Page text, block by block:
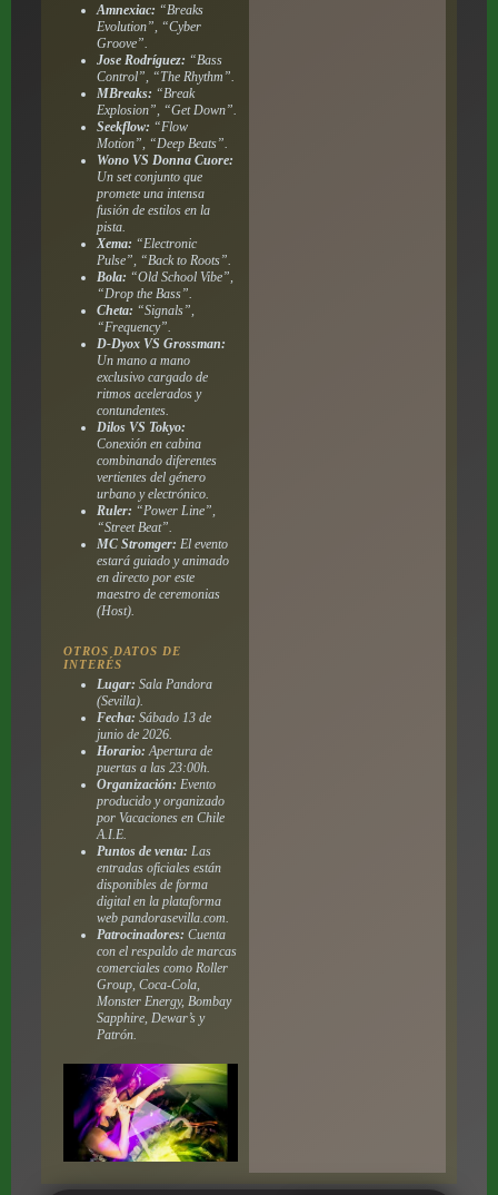
Amnexiac: “Breaks
Evolution”, “Cyber
Groove”.
Jose Rodríguez: “Bass
Control”, “The Rhythm”.
MBreaks: “Break
Explosion”, “Get Down”.
Seekflow: “Flow
Motion”, “Deep Beats”.
Wono VS Donna Cuore:
Un set conjunto que
promete una intensa
fusión de estilos en la
pista.
Xema: “Electronic
Pulse”, “Back to Roots”.
Bola: “Old School Vibe”,
“Drop the Bass”.
Cheta: “Signals”,
“Frequency”.
D-Dyox VS Grossman:
Un mano a mano
exclusivo cargado de
ritmos acelerados y
contundentes.
Dilos VS Tokyo:
Conexión en cabina
combinando diferentes
vertientes del género
urbano y electrónico.
Ruler: “Power Line”,
“Street Beat”.
MC Stromger: El evento
estará guiado y animado
en directo por este
maestro de ceremonias
(Host).
OTROS DATOS DE
INTERÉS
Lugar: Sala Pandora
(Sevilla).
Fecha: Sábado 13 de
junio de 2026.
Horario: Apertura de
puertas a las 23:00h.
Organización: Evento
producido y organizado
por Vacaciones en Chile
A.I.E.
Puntos de venta: Las
entradas oficiales están
disponibles de forma
digital en la plataforma
web pandorasevilla.com.
Patrocinadores: Cuenta
con el respaldo de marcas
comerciales como Roller
Group, Coca-Cola,
Monster Energy, Bombay
Sapphire, Dewar’s y
Patrón.